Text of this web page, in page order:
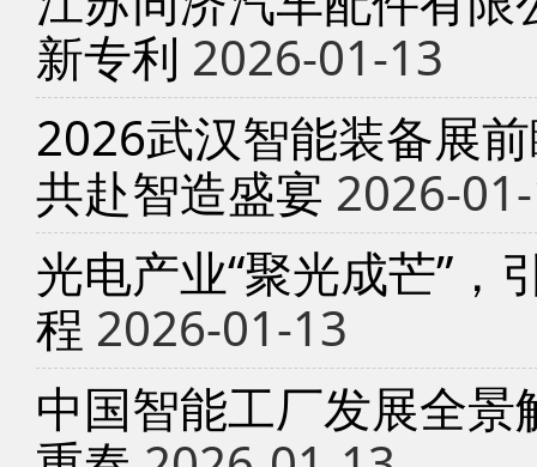
新专利 2026-01-13
2026武汉智能装备展
共赴智造盛宴 2026-
光电产业“聚光成芒”，
程 2026-01-13
中国智能工厂发展全